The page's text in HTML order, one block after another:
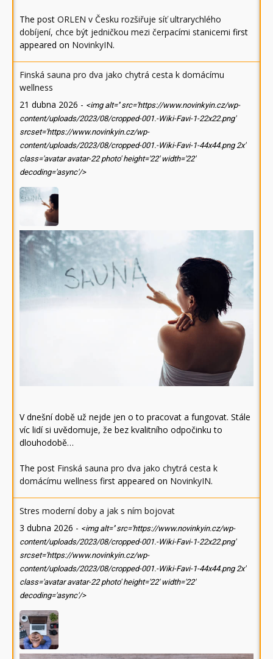
The post ORLEN v Česku rozšiřuje síť ultrarychlého
dobíjení, chce být jedničkou mezi čerpacími stanicemi first
appeared on NovinkyIN.
Finská sauna pro dva jako chytrá cesta k domácímu
wellness
21 dubna 2026 - <img alt='' src='https://www.novinkyin.cz/wp-
content/uploads/2023/08/cropped-001.-Wiki-Favi-1-22x22.png'
srcset='https://www.novinkyin.cz/wp-
content/uploads/2023/08/cropped-001.-Wiki-Favi-1-44x44.png 2x'
class='avatar avatar-22 photo' height='22' width='22'
decoding='async'/>
V dnešní době už nejde jen o to pracovat a fungovat. Stále
víc lidí si uvědomuje, že bez kvalitního odpočinku to
dlouhodobě…
The post Finská sauna pro dva jako chytrá cesta k
domácímu wellness first appeared on NovinkyIN.
Stres moderní doby a jak s ním bojovat
3 dubna 2026 - <img alt='' src='https://www.novinkyin.cz/wp-
content/uploads/2023/08/cropped-001.-Wiki-Favi-1-22x22.png'
srcset='https://www.novinkyin.cz/wp-
content/uploads/2023/08/cropped-001.-Wiki-Favi-1-44x44.png 2x'
class='avatar avatar-22 photo' height='22' width='22'
decoding='async'/>